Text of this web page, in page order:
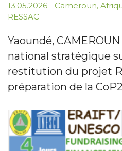
13.05.2026 - Cameroun,
RESSAC
Yaoundé,
national stratégique
restitution du projet
préparation de la